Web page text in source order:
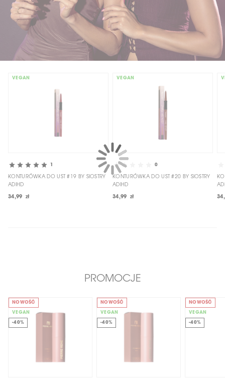
VEGAN
1
KONTURÓWKA DO UST #19 BY SIOSTRY
ADIHD
34,99 zł
VEGAN
0
KONTURÓWKA DO UST #20 BY SIOSTRY
ADIHD
34,99 zł
PROMOCJE
NOWOŚĆ
VEGAN
-40%
NOWOŚĆ
VEGAN
-40%
NOWOŚĆ
VEGAN
-40%